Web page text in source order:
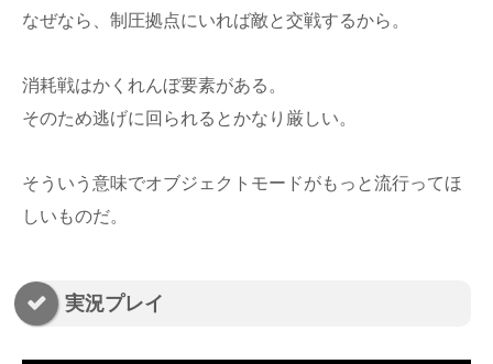
なぜなら、制圧拠点にいれば敵と交戦するから。
消耗戦はかくれんぼ要素がある。
そのため逃げに回られるとかなり厳しい。
そういう意味でオブジェクトモードがもっと流行ってほ
しいものだ。
実況プレイ